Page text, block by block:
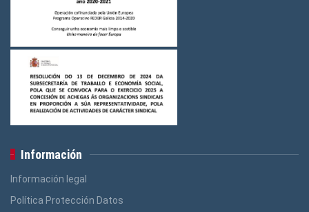
Información
Información legal
Política Protección Datos